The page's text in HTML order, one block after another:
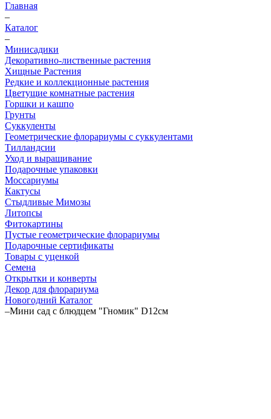
Главная
–
Каталог
–
Минисадики
Декоративно-лиственные растения
Хищные Растения
Редкие и коллекционные растения
Цветущие комнатные растения
Горшки и кашпо
Грунты
Суккуленты
Геометрические флорариумы с суккулентами
Тилландсии
Уход и выращивание
Подарочные упаковки
Моссариумы
Кактусы
Стыдливые Мимозы
Литопсы
Фитокартины
Пустые геометрические флорариумы
Подарочные сертификаты
Товары с уценкой
Семена
Открытки и конверты
Декор для флорариума
Новогодний Каталог
–Мини сад с блюдцем "Гномик" D12см